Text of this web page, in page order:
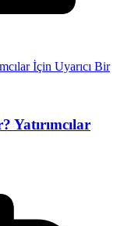
Yatırımcılar